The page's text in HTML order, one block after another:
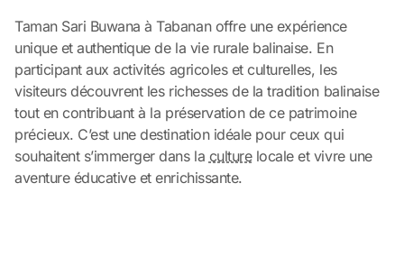
Taman Sari Buwana à Tabanan offre une expérience
unique et authentique de la vie rurale balinaise. En
participant aux activités agricoles et culturelles, les
visiteurs découvrent les richesses de la tradition balinaise
tout en contribuant à la préservation de ce patrimoine
précieux. C’est une destination idéale pour ceux qui
souhaitent s’immerger dans la culturelocale et vivre une
aventure éducative et enrichissante.